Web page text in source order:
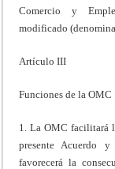
Comercio y
modificado
Artículo III
Funciones de la OMC
1. La OMC facilitará
presente Acuerdo
favorecerá la